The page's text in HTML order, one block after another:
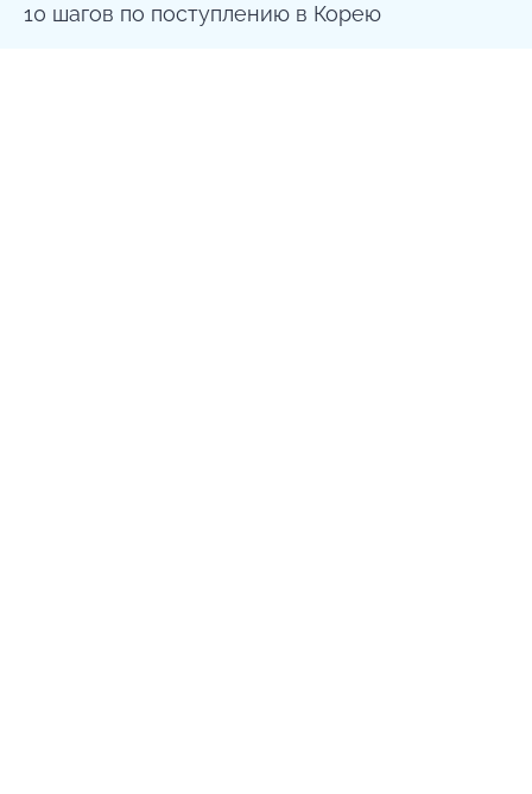
10 шагов по поступлению в Корею